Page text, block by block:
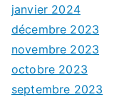
janvier 2024
décembre 2023
novembre 2023
octobre 2023
septembre 2023